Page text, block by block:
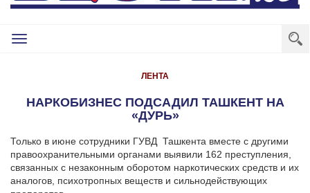
Toggle
ЛЕНТА
НАРКОБИЗНЕС ПОДСАДИЛ ТАШКЕНТ НА
«ДУРЬ»
Только в июне сотрудники ГУВД Ташкента вместе с другими
правоохранительными органами выявили 162 преступления,
связанных с незаконным оборотом наркотических средств и их
аналогов, психотропных веществ и сильнодействующих